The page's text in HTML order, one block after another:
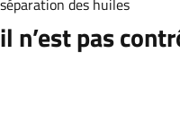
des huiles
n’est pas